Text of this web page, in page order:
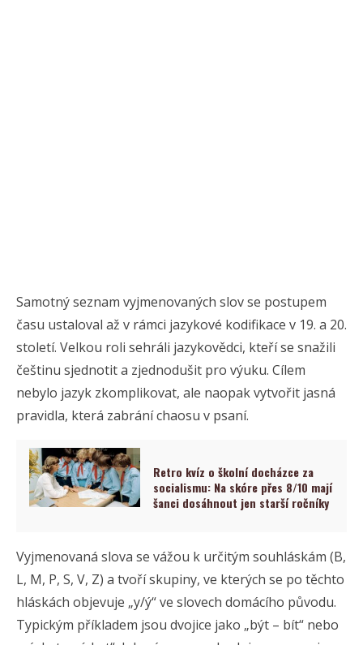
Samotný seznam vyjmenovaných slov se postupem
času ustaloval až v rámci jazykové kodifikace v 19. a 20.
století. Velkou roli sehráli jazykovědci, kteří se snažili
češtinu sjednotit a zjednodušit pro výuku. Cílem
nebylo jazyk zkomplikovat, ale naopak vytvořit jasná
pravidla, která zabrání chaosu v psaní.
Retro kvíz o školní docházce za
socialismu: Na skóre přes 8/10 mají
šanci dosáhnout jen starší ročníky
Vyjmenovaná slova se vážou k určitým souhláskám (B,
L, M, P, S, V, Z) a tvoří skupiny, ve kterých se po těchto
hláskách objevuje „y/ý“ ve slovech domácího původu.
Typickým příkladem jsou dvojice jako „být – bít“ nebo